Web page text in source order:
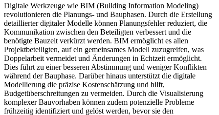
Digitale Werkzeuge wie BIM (Building Information Modeling)
revolutionieren die Planungs- und Bauphasen. Durch die Erstellung
detaillierter digitaler Modelle können Planungsfehler reduziert, die
Kommunikation zwischen den Beteiligten verbessert und die
benötigte Bauzeit verkürzt werden. BIM ermöglicht es allen
Projektbeteiligten, auf ein gemeinsames Modell zuzugreifen, was
Doppelarbeit vermeidet und Änderungen in Echtzeit ermöglicht.
Dies führt zu einer besseren Abstimmung und weniger Konflikten
während der Bauphase. Darüber hinaus unterstützt die digitale
Modellierung die präzise Kostenschätzung und hilft,
Budgetüberschreitungen zu vermeiden. Durch die Visualisierung
komplexer Bauvorhaben können zudem potenzielle Probleme
frühzeitig identifiziert und gelöst werden, bevor sie den